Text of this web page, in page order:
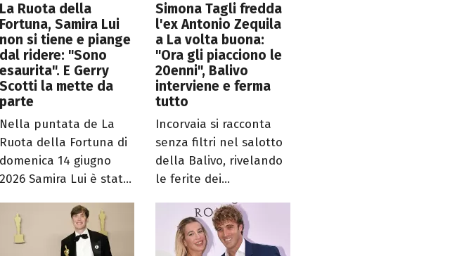
La Ruota della
Fortuna, Samira Lui
non si tiene e piange
dal ridere: "Sono
esaurita". E Gerry
Scotti la mette da
parte
Nella puntata de La
Ruota della Fortuna di
domenica 14 giugno
2026 Samira Lui è stat...
Simona Tagli fredda
l'ex Antonio Zequila
a La volta buona:
"Ora gli piacciono le
20enni", Balivo
interviene e ferma
tutto
Incorvaia si racconta
senza filtri nel salotto
della Balivo, rivelando
le ferite dei...